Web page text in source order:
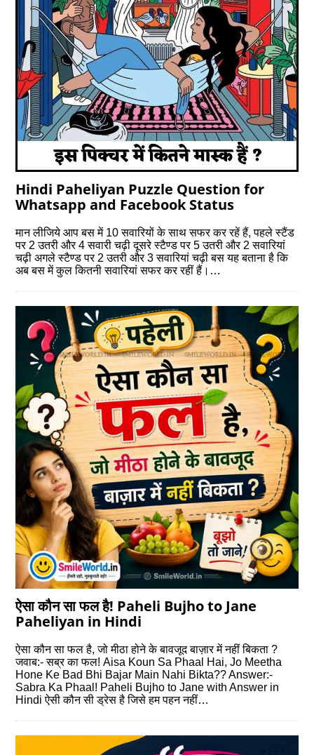
Hindi Paheliyan Puzzle Question for
Whatsapp and Facebook Status
मान लीजिये आप बस में 10 सवारियों के साथ सफर कर रहें हैं, पहले स्‍टैंड
पर 2 उतरी और 4 सवारी चढ़ी दूसरे स्‍टैण्‍ड पर 5 उतरी और 2 सवारियां
चढ़ी अगले स्‍टैण्‍ड पर 2 उतरी और 3 सवारियां चढ़ी बस यह बताना है कि
अब बस में कुल कितनी सवारियां सफर कर रहीं हैं।…
ऐसा कौन सा फल है! Paheli Bujho to Jane
Paheliyan in Hindi
ऐसा कौन सा फल है, जो मीठा होने के बावजूद बाज़ार में नहीं बिकता ?
जवाब:- सब्र का फल! Aisa Koun Sa Phaal Hai, Jo Meetha
Hone Ke Bad Bhi Bajar Main Nahi Bikta?? Answer:-
Sabra Ka Phaal! Paheli Bujho to Jane with Answer in
Hindi ऐसी कौन सी ड्रेस है जिसे हम पहन नहीं…